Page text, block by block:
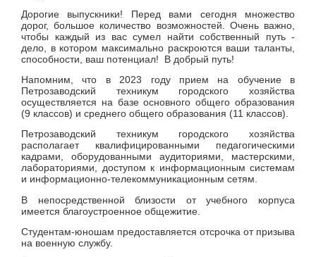
Дорогие выпускники! Перед вами сегодня множество
дорог, большое количество возможностей. Очень важно,
чтобы каждый из вас сумел найти собственный путь -
дело, в котором максимально раскроются ваши таланты,
способности, ваш потенциал! В добрый путь!
Напомним, что в 2023 году прием на обучение в
Петрозаводский техникум городского хозяйства
осуществляется на базе основного общего образования
(9 классов) и среднего общего образования (11 классов).
Петрозаводский техникум городского хозяйства
располагает квалифицированными педагогическими
кадрами, оборудованными аудиториями, мастерскими,
лабораториями, доступом к информационным системам
и информационно-телекоммуникационным сетям.
В непосредственной близости от учебного корпуса
имеется благоустроенное общежитие.
Студентам-юношам предоставляется отсрочка от призыва
на военную службу.